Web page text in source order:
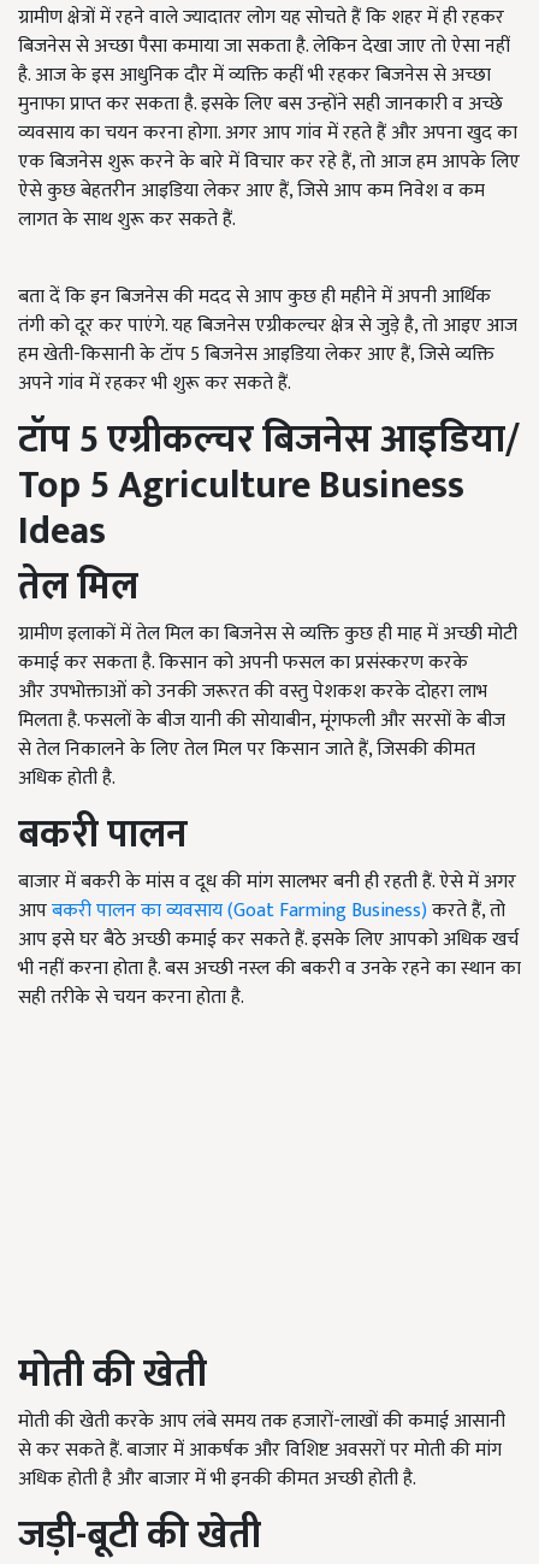
ग्रामीण क्षेत्रों में रहने वाले ज्यादातर लोग यह सोचते हैं कि शहर में ही रहकर
बिजनेस से अच्छा पैसा कमाया जा सकता है. लेकिन देखा जाए तो ऐसा नहीं
है. आज के इस आधुनिक दौर में व्यक्ति कहीं भी रहकर बिजनेस से अच्छा
मुनाफा प्राप्त कर सकता है. इसके लिए बस उन्होंने सही जानकारी व अच्छे
व्यवसाय का चयन करना होगा. अगर आप गांव में रहते हैं और अपना खुद का
एक बिजनेस शुरू करने के बारे में विचार कर रहे हैं, तो आज हम आपके लिए
ऐसे कुछ बेहतरीन आइडिया लेकर आए हैं, जिसे आप कम निवेश व कम
लागत के साथ शुरू कर सकते हैं.
बता दें कि इन बिजनेस की मदद से आप कुछ ही महीने में अपनी आर्थिक
तंगी को दूर कर पाएंगे. यह बिजनेस एग्रीकल्चर क्षेत्र से जुड़े है, तो आइए आज
हम खेती-किसानी के टॉप 5 बिजनेस आइडिया लेकर आए हैं, जिसे व्यक्ति
अपने गांव में रहकर भी शुरू कर सकते हैं.
टॉप 5 एग्रीकल्चर बिजनेस आइडिया/
Top5Agriculture Business
Ideas
तेल मिल
ग्रामीण इलाकों में तेल मिल का बिजनेस से व्यक्तिकुछ ही माह में अच्छी मोटी
कमाई कर सकता है. किसान को अपनी फसल का प्रसंस्करण करके
औरउपभोक्ताओं को उनकी जरूरत की वस्तु पेशकश करके दोहरा लाभ
मिलता है. फसलों के बीज यानी की सोयाबीन, मूंगफली और सरसों के बीज
से तेल निकालने के लिए तेल मिल पर किसान जाते हैं, जिसकी कीमत
अधिक होती है.
बकरी पालन
बाजार में बकरी के मांस व दूध की मांग सालभर बनी ही रहती हैं. ऐसे में अगर
आपबकरी पालन का व्यवसाय (Goat Farming Business)करते हैं, तो
आप इसे घर बैठे अच्छी कमाई कर सकते हैं. इसके लिए आपको अधिक खर्च
भी नहीं करना होता है. बस अच्छी नस्ल की बकरी व उनके रहने का स्थान का
सही तरीके से चयन करना होता है.
मोती की खेती
मोती की खेती करके आप लंबे समय तक हजारों-लाखों की कमाई आसानी
से कर सकते हैं. बाजार में आकर्षक और विशिष्ट अवसरों पर मोती की मांग
अधिक होती है और बाजार में भी इनकी कीमत अच्छी होती है.
जड़ी-बूटी की खेती